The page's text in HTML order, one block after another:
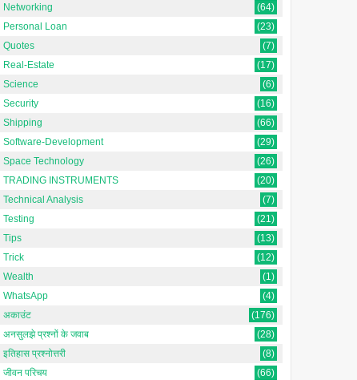
Mars Orbiter Mission
मार्स ऑर्बिटर मिशन (MOM), जिसे
आमतौर पर मंगलयान -1 के रूप में जाना
Lagrangian Point क्या है?
Lagrange point space में एक ऐसा
स्थान है जहां दो बड़े पिंडों, जैसे पृथ्वी और
Networking
(64)
Personal Loan
(23)
Quotes
(7)
Real-Estate
(17)
Science
(6)
Security
(16)
Shipping
(66)
Software-Development
(29)
Space Technology
(26)
TRADING INSTRUMENTS
(20)
Technical Analysis
(7)
Testing
(21)
Tips
(13)
Trick
(12)
Wealth
(1)
WhatsApp
(4)
अकाउंट
(176)
अनसुलझे प्रश्नों के जवाब
(28)
इतिहास प्रश्नोत्तरी
(8)
जीवन परिचय
(66)